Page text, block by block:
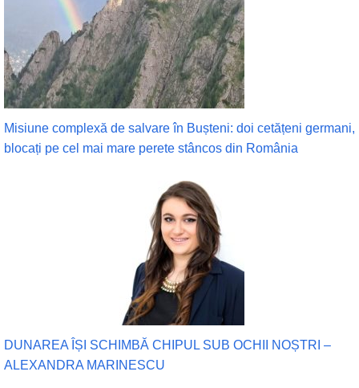
Misiune complexă de salvare în Bușteni: doi cetățeni germani,
blocați pe cel mai mare perete stâncos din România
DUNAREA ÎȘI SCHIMBĂ CHIPUL SUB OCHII NOȘTRI –
ALEXANDRA MARINESCU